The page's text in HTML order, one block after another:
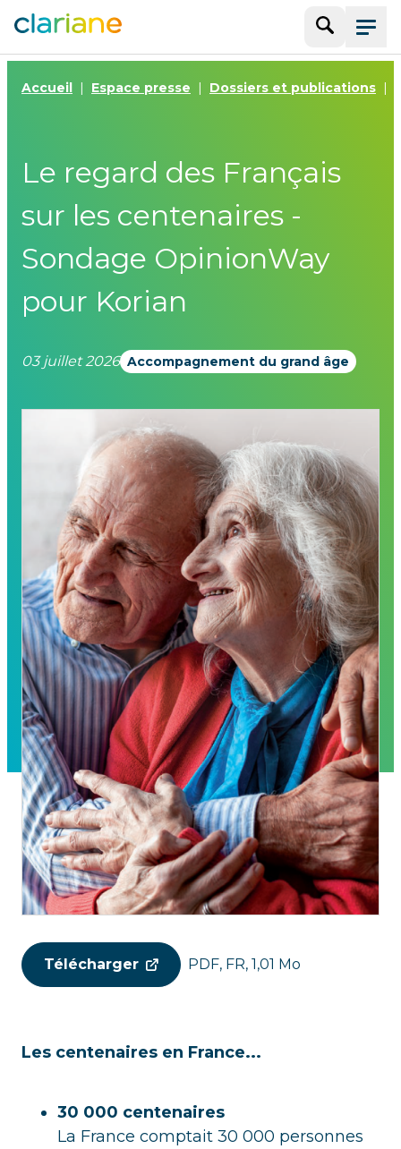
Menu
Accueil Espace presse Dossiers et publications
Le regard des Français
sur les centenaires -
Sondage OpinionWay
pour Korian
03 juillet 2026 Accompagnement du grand âge
Télécharger PDF, FR, 1,01 Mo
Les centenaires en France...
30 000 centenaires
La France comptait 30 000 personnes